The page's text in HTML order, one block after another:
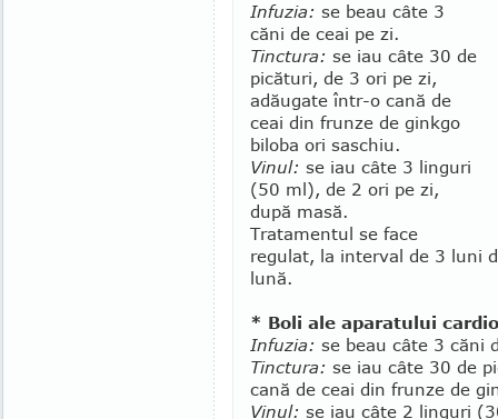
Infuzia: se beau câte 3
căni de ceai pe zi.
Tinctura: se iau câte 30 de
picături, de 3 ori pe zi,
adăugate într-o cană de
ceai din frunze de ginkgo
bi­loba ori saschiu.
Vinul: se iau câte 3 linguri
(50 ml), de 2 ori pe zi,
după masă.
Tratamentul se face
regulat, la interval de 3 luni
lună.
* Boli ale aparatului
Infuzia: se beau câte 3 căni
Tinctura: se iau câte 30 de
cană de ceai din frunze de
Vinul: se iau câte 2 linguri